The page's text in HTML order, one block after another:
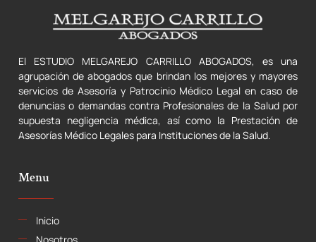
El ESTUDIO MELGAREJO CARRILLO ABOGADOS, es una
agrupación de abogados que brindan los mejores y mayores
servicios de Asesoría y Patrocinio Médico Legal en caso de
denuncias o demandas contra Profesionales de la Salud por
supuesta negligencia médica, así como la Prestación de
Asesorías Médico Legales para Instituciones de la Salud.
Menu
Inicio
Nosotros